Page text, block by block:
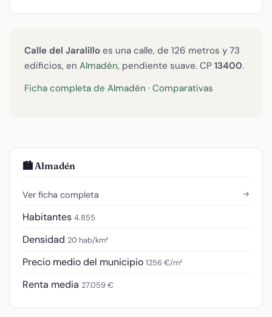
Calle del Jaralillo es una calle, de 126 metros y 73
edificios, en Almadén, pendiente suave. CP 13400.
Ficha completa de Almadén · Comparativas
🏙️ Almadén
Ver ficha completa →
Habitantes 4.855
Densidad 20 hab/km²
Precio medio del municipio 1256 €/m²
Renta media 27.059 €